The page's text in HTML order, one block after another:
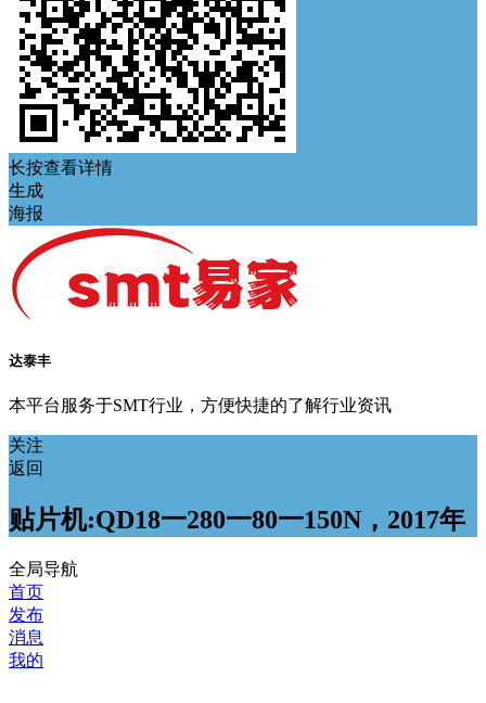
长按查看详情
生成
海报
达泰丰
本平台服务于SMT行业，方便快捷的了解行业资讯
关注
返回
贴片机:QD18一280一80一150N，2017年
全局导航
首页
发布
消息
我的